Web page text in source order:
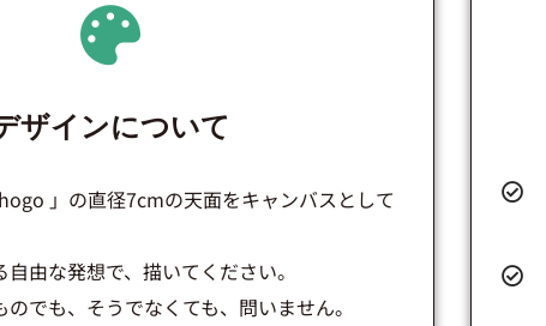
ザインについて
」の直径7cmの天面をキャンバスとして
由な発想で、描いてください。
でも、そうでなくても、問いません。